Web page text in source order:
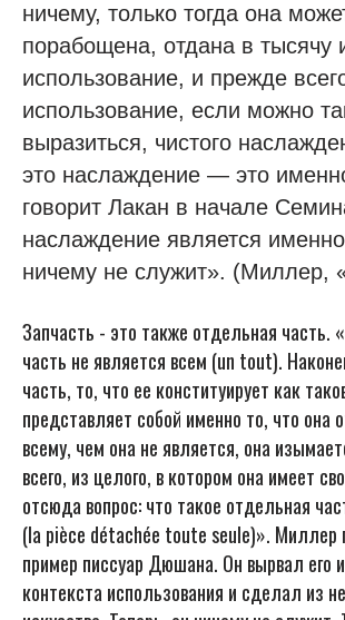
ничему, только тогда она
порабощена, отдана в тысячу
использование, и прежде
использование, если можно
выразиться, чистого
это наслаждение — это
говорит Лакан в начале
наслаждение является
ничему не служит». (Миллер,
Запчасть - это также отдельная часть.
часть не является всем (un tout).
часть, то, что ее конституирует как
представляет собой именно то, что она
всему, чем она не является, она
всего, из целого, в котором она имеет
отсюда вопрос: что такое отдельная
(la pièce détachée toute seule)». Миллер
пример писсуар Дюшана. Он вырвал его
контекста использования и сделал из